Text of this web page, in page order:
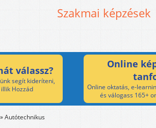
Szakmai képzések
válassz?
segít kideríteni,
Hozzád
Online
Online oktatás, e-
és válogass 165+
»Autótechnikus